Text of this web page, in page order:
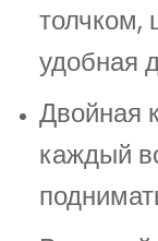
толчком,
удобная
Двойная
каждый